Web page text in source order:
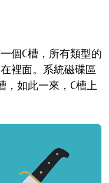
個C槽，所有類型的
裡面。系統磁碟區
，如此一來，C槽上